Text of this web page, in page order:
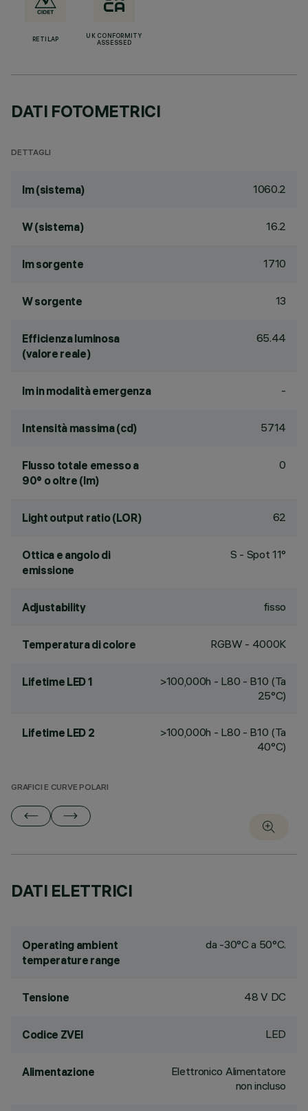
RETILAP
UK CONFORMITY
ASSESSED
DATI FOTOMETRICI
DETTAGLI
lm (sistema) 1060.2
W (sistema) 16.2
lm sorgente 1710
W sorgente 13
Efficienza luminosa
(valore reale)
65.44
lm in modalità emergenza -
Intensità massima (cd) 5714
Flusso totale emesso a
90° o oltre (lm)
0
Light output ratio (LOR) 62
Ottica e angolo di
emissione
S - Spot 11°
Adjustability fisso
Temperatura di colore RGBW - 4000K
Lifetime LED 1
>100,000h - L80 - B10 (Ta
25°C)
Lifetime LED 2
>100,000h - L80 - B10 (Ta
40°C)
GRAFICI E CURVE POLARI
DATI ELETTRICI
Operating ambient
temperature range
da -30°C a 50°C.
Tensione 48 V DC
Codice ZVEI LED
Alimentazione
Elettronico Alimentatore
non incluso